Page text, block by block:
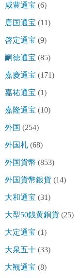
咸豊通宝 (6)
唐国通宝 (11)
啓定通宝 (9)
嗣徳通宝 (85)
嘉慶通宝 (171)
嘉祐通宝 (1)
嘉隆通宝 (10)
外国 (254)
外国札 (68)
外国貨幣 (853)
外国貨幣銀貨 (14)
大和通宝 (31)
大型50銭黄銅貨 (25)
大定通宝 (1)
大泉五十 (33)
大観通宝 (8)